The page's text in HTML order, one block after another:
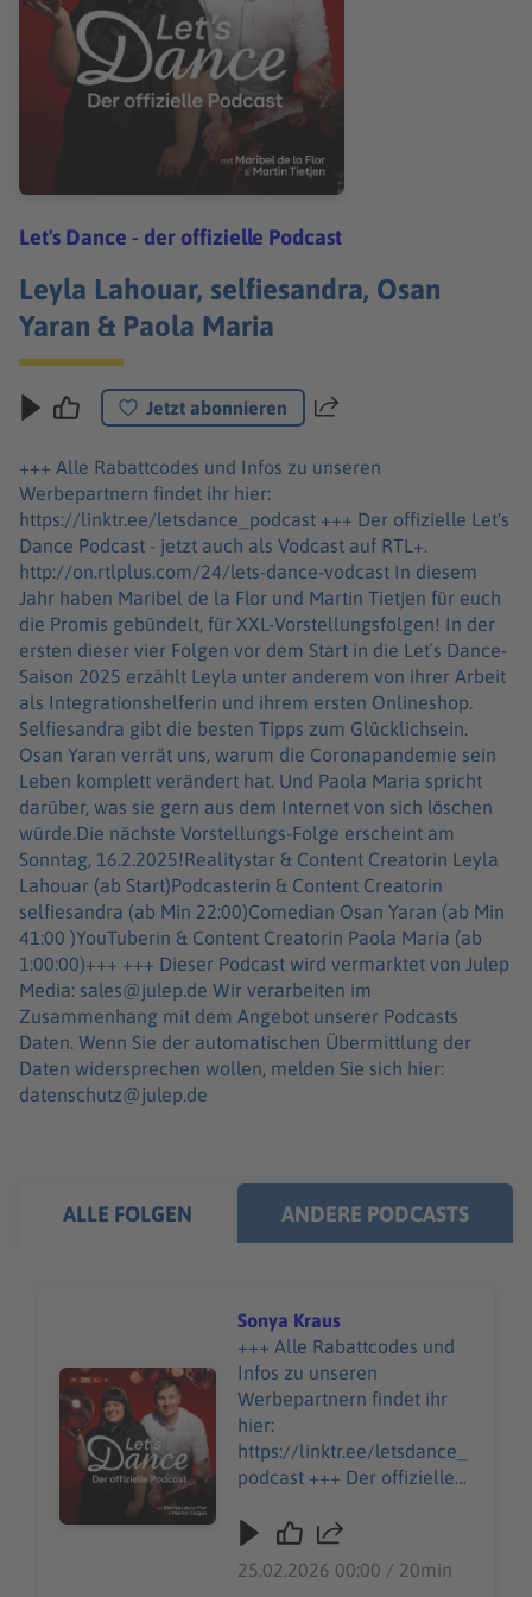
Let's Dance - der offizielle Podcast
Leyla Lahouar, selfiesandra, Osan
Yaran & Paola Maria
Jetzt abonnieren Teilen
+++ Alle Rabattcodes und Infos zu unseren
Werbepartnern findet ihr hier:
https://linktr.ee/letsdance_podcast +++ Der offizielle Let's
Dance Podcast - jetzt auch als Vodcast auf RTL+.
http://on.rtlplus.com/24/lets-dance-vodcast In diesem
Jahr haben Maribel de la Flor und Martin Tietjen für euch
die Promis gebündelt, für XXL-Vorstellungsfolgen! In der
ersten dieser vier Folgen vor dem Start in die Let´s Dance-
Saison 2025 erzählt Leyla unter anderem von ihrer Arbeit
als Integrationshelferin und ihrem ersten Onlineshop.
Selfiesandra gibt die besten Tipps zum Glücklichsein.
Osan Yaran verrät uns, warum die Coronapandemie sein
Leben komplett verändert hat. Und Paola Maria spricht
darüber, was sie gern aus dem Internet von sich löschen
würde.Die nächste Vorstellungs-Folge erscheint am
Sonntag, 16.2.2025!Realitystar & Content Creatorin Leyla
Lahouar (ab Start)Podcasterin & Content Creatorin
selfiesandra (ab Min 22:00)Comedian Osan Yaran (ab Min
41:00 )YouTuberin & Content Creatorin Paola Maria (ab
1:00:00)+++ +++ Dieser Podcast wird vermarktet von Julep
Media: sales@julep.de Wir verarbeiten im
Zusammenhang mit dem Angebot unserer Podcasts
Daten. Wenn Sie der automatischen Übermittlung der
Daten widersprechen wollen, melden Sie sich hier:
datenschutz@julep.de
ALLE FOLGEN ANDERE PODCASTS
Audiotitel - Sonya Kraus
Sonya Kraus
+++ Alle Rabattcodes und
Infos zu unseren
Werbepartnern findet ihr
hier:
https://linktr.ee/letsdance_
podcast +++ Der offizielle
auch als Vodcast auf RTL+.
s-dance-vodcast den
25.02.2026 00:00 / 20min